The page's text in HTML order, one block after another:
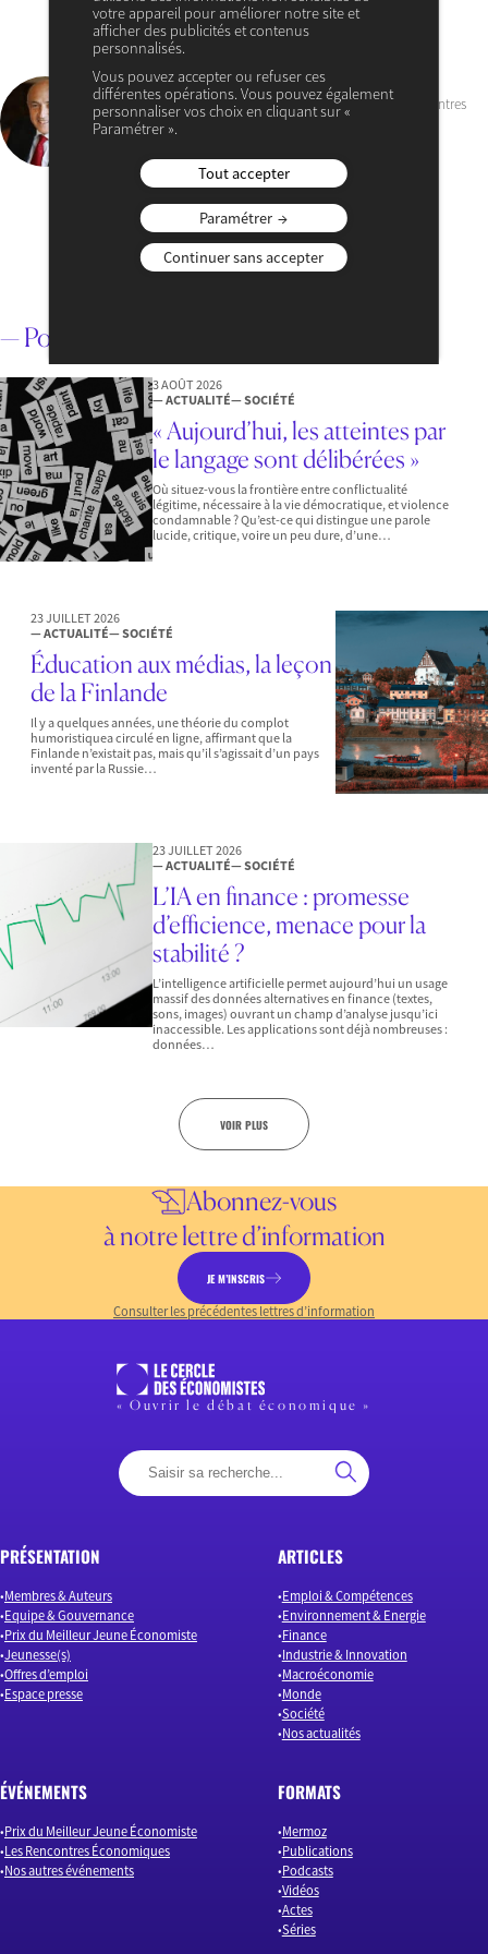
Jean-Hervé Lorenzi
Fondateur du Cercle des économistes et Président des Rencontres
Économiques d’Aix-en-Provence
VOIR SON PROFIL
Helen Verryser
Directrice de l’Opération Jeunesses
VOIR SON PROFIL
— Pour aller plus loin
3 AOÛT 2026
— ACTUALITÉ— SOCIÉTÉ
« Aujourd’hui, les atteintes par
le langage sont délibérées »
Où situez-vous la frontière entre conflictualité
légitime, nécessaire à la vie démocratique, et violence
condamnable ? Qu’est-ce qui distingue une parole
lucide, critique, voire un peu dure, d’une…
23 JUILLET 2026
— ACTUALITÉ— SOCIÉTÉ
Éducation aux médias, la leçon
de la Finlande
Il y a quelques années, une théorie du complot
humoristiquea circulé en ligne, affirmant que la
Finlande n’existait pas, mais qu’il s’agissait d’un pays
inventé par la Russie…
23 JUILLET 2026
— ACTUALITÉ— SOCIÉTÉ
L’IA en finance : promesse
d’efficience, menace pour la
stabilité ?
L’intelligence artificielle permet aujourd’hui un usage
massif des données alternatives en finance (textes,
sons, images) ouvrant un champ d’analyse jusqu’ici
inaccessible. Les applications sont déjà nombreuses :
données…
VOIR PLUS
Abonnez-vous
à notre lettre d’information
JE M’INSCRIS
Consulter les précédentes lettres d’information
« Ouvrir le débat économique »
PRÉSENTATION
Membres & Auteurs
Equipe & Gouvernance
Prix du Meilleur Jeune Économiste
Jeunesse(s)
Offres d’emploi
Espace presse
ARTICLES
Emploi & Compétences
Environnement & Energie
Finance
Industrie & Innovation
Macroéconomie
Monde
Société
Nos actualités
ÉVÉNEMENTS
Prix du Meilleur Jeune Économiste
Les Rencontres Économiques
Nos autres événements
FORMATS
Mermoz
Publications
Podcasts
Vidéos
Actes
Séries
votre appareil pour améliorer notre site et
afficher des publicités et contenus
personnalisés.
Vous pouvez accepter ou refuser ces
différentes opérations. Vous pouvez également
personnaliser vos choix en cliquant sur «
Paramétrer ».
Tout accepter
Paramétrer
Continuer sans accepter